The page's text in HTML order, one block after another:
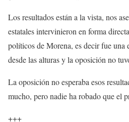
Los resultados están a la vista, nos
estatales intervinieron en forma
políticos de Morena, es decir fue una
desde las alturas y la oposición no
La oposición no esperaba esos
mucho, pero nadie ha robado que el
+++